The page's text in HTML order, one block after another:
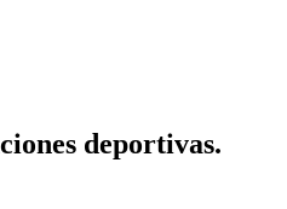
deportivas.